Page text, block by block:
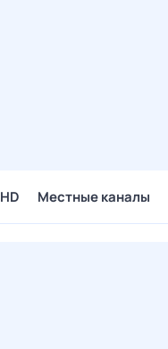
HD Местные каналы